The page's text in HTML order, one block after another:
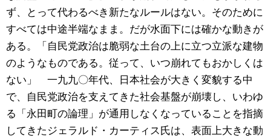
ず、とって代わるべき新たなルールはない。そのために
すべては中途半端なまま。だが水面下には確かな動きが
ある。「自民党政治は脆弱な土台の上に立つ立派な建物
のようなものである。従って、いつ崩れてもおかしくは
ない」 一九九〇年代、日本社会が大きく変貌する中
で、自民党政治を支えてきた社会基盤が崩壊し、いわゆ
る「永田町の論理」が通用しなくなっていることを指摘
してきたジェラルド・カーティス氏は、表面上大きな動